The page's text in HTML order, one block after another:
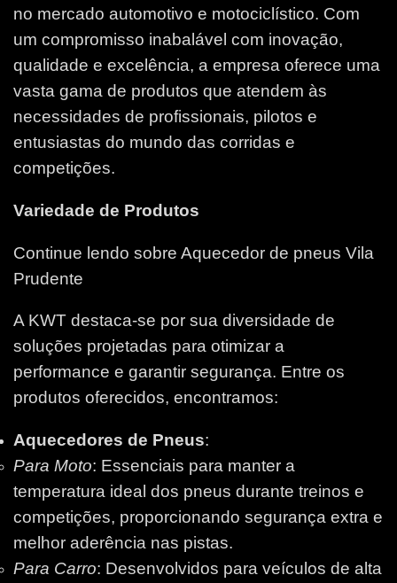
no mercado automotivo e motociclístico. Com
um compromisso inabalável com inovação,
qualidade e excelência, a empresa oferece uma
vasta gama de produtos que atendem às
necessidades de profissionais, pilotos e
entusiastas do mundo das corridas e
competições.
Variedade de Produtos
Continue lendo sobre Aquecedor de pneus Vila
Prudente
A KWT destaca-se por sua diversidade de
soluções projetadas para otimizar a
performance e garantir segurança. Entre os
produtos oferecidos, encontramos:
Aquecedores de Pneus:
Para Moto: Essenciais para manter a
temperatura ideal dos pneus durante treinos e
competições, proporcionando segurança extra e
melhor aderência nas pistas.
Para Carro: Desenvolvidos para veículos de alta